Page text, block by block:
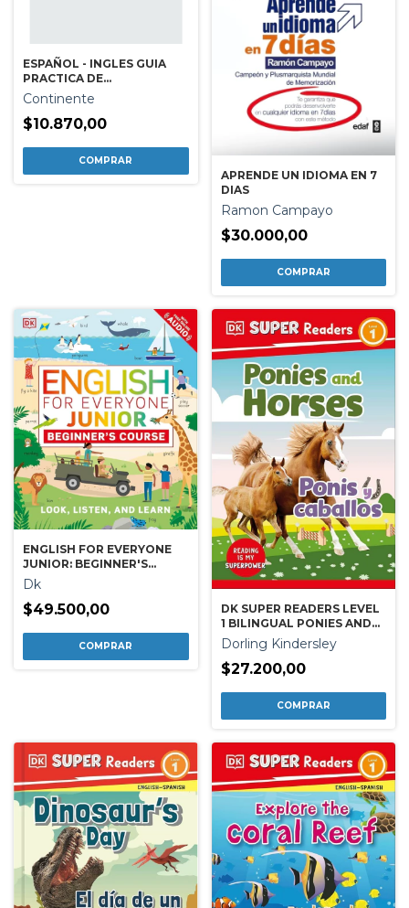
ESPAÑOL - INGLES GUIA
PRACTICA DE
CONVERSACION
Continente
$10.870,00
APRENDE UN IDIOMA EN 7
DIAS
Ramon Campayo
$30.000,00
ENGLISH FOR EVERYONE
JUNIOR: BEGINNER'S
COURSE
Dk
$49.500,00
DK SUPER READERS LEVEL
1 BILINGUAL PONIES AND
HORSES ¿ PONIS Y
CABALLOS
Dorling Kindersley
$27.200,00